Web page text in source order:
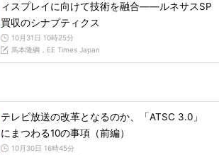
ィスプレイに向けて技術を融合――ルネサスSP
買収のシナプティクス
10月31日 10時25分
馬本隆綱，EE Times Japan
テレビ放送の改革となるのか、「ATSC 3.0」
にまつわる10の事項（前編）
10月30日 16時45分